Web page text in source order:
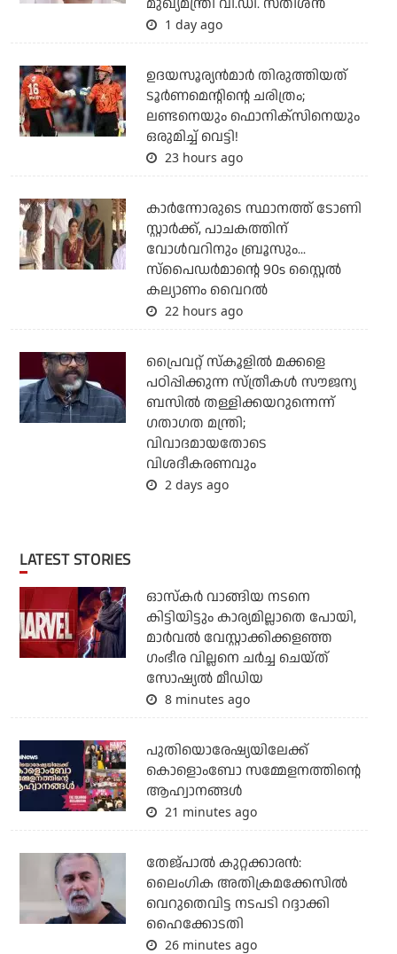
1 day ago
ഉദയസൂര്യന്‍മാര്‍ തിരുത്തിയത്
ടൂര്‍ണമെന്റിന്റെ ചരിത്രം;
ലണ്ടനെയും ഫൊനിക്‌സിനെയും
ഒരുമിച്ച് വെട്ടി!
23 hours ago
കാര്‍ന്നോരുടെ സ്ഥാനത്ത് ടോണി
സ്റ്റാര്‍ക്ക്, പാചകത്തിന്
വോള്‍വറിനും ബ്രൂസും...
സ്‌പൈഡര്‍മാന്റെ 90s സ്റ്റൈല്‍
കല്യാണം വൈറല്‍
22 hours ago
പ്രൈവറ്റ് സ്‌കൂളില്‍ മക്കളെ
പഠിപ്പിക്കുന്ന സ്ത്രീകള്‍ സൗജന്യ
ബസില്‍ തള്ളിക്കയറുന്നെന്ന്
ഗതാഗത മന്ത്രി;
വിവാദമായതോടെ
വിശദീകരണവും
2 days ago
LATEST STORIES
ഓസ്‌കര്‍ വാങ്ങിയ നടനെ
കിട്ടിയിട്ടും കാര്യമില്ലാതെ പോയി,
മാര്‍വല്‍ വേസ്റ്റാക്കിക്കളഞ്ഞ
ഗംഭീര വില്ലനെ ചര്‍ച്ച ചെയ്ത്
സോഷ്യല്‍ മീഡിയ
8 minutes ago
പുതിയൊരേഷ്യയിലേക്ക്
കൊളൊംബോ സമ്മേളനത്തിന്റെ
ആഹ്വാനങ്ങള്‍
21 minutes ago
തേജ്പാല്‍ കുറ്റക്കാരന്‍:
ലൈംഗിക അതിക്രമക്കേസില്‍
വെറുതെവിട്ട നടപടി റദ്ദാക്കി
ഹൈക്കോടതി
26 minutes ago